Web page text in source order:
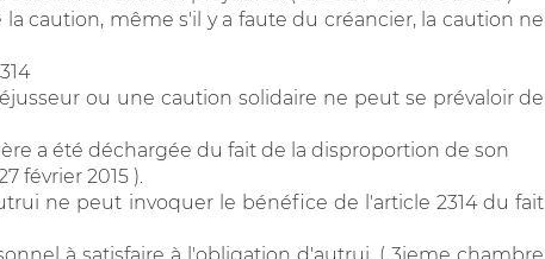
caution, même s'il y a faute du créancier, la caution ne
ou une caution solidaire ne peut se prévaloir de
a été déchargée du fait de la disproportion de son
février 2015 ).
ne peut invoquer le bénéfice de l'article 2314 du fait